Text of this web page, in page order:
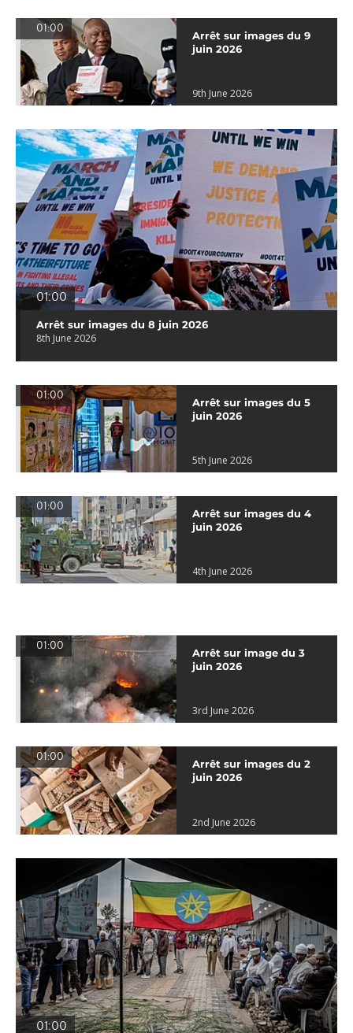
01:00
Arrêt sur images du 9
juin 2026
9th June 2026
01:00
Arrêt sur images du 8 juin 2026
8th June 2026
01:00
Arrêt sur images du 5
juin 2026
5th June 2026
01:00
Arrêt sur images du 4
juin 2026
4th June 2026
01:00
Arrêt sur image du 3
juin 2026
3rd June 2026
01:00
Arrêt sur images du 2
juin 2026
2nd June 2026
01:00